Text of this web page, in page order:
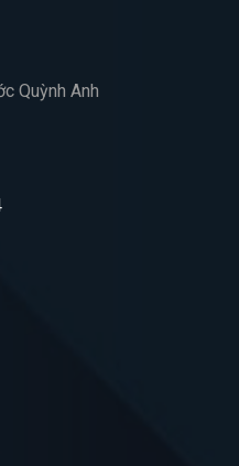
Quỳnh Anh